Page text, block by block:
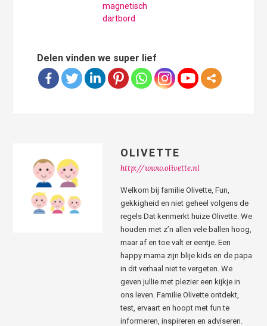
magnetisch
dartbord
Delen vinden we super lief
OLIVETTE
http://www.olivette.nl
Welkom bij familie Olivette, Fun,
gekkigheid en niet geheel volgens de
regels Dat kenmerkt huize Olivette. We
houden met z’n allen vele ballen hoog,
maar af en toe valt er eentje. Een
happy mama zijn blije kids en de papa
in dit verhaal niet te vergeten. We
geven jullie met plezier een kijkje in
ons leven. Familie Olivette ontdekt,
test, ervaart en hoopt met fun te
informeren, inspireren en adviseren.